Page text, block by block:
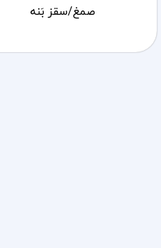
صمغ/سقز بَنه